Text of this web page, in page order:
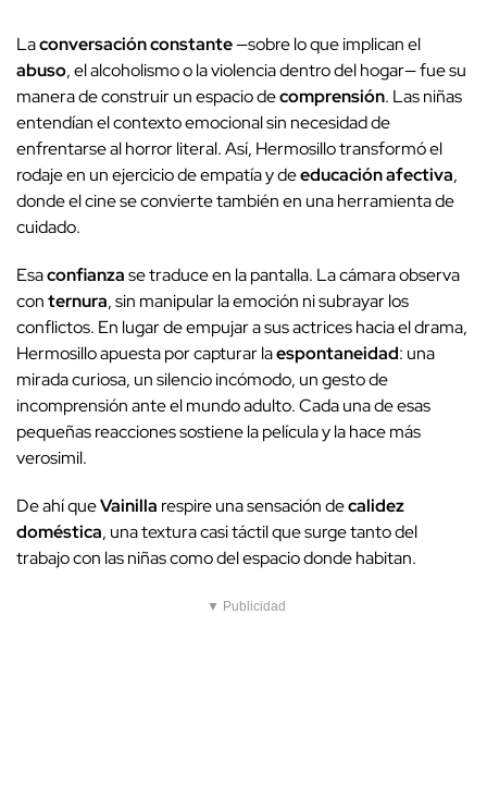
Laconversación constante—sobre lo que implican el
abuso, el alcoholismo o la violencia dentro del hogar— fue su
manera de construir un espacio decomprensión. Las niñas
entendían el contexto emocional sin necesidad de
enfrentarse al horror literal. Así, Hermosillo transformó el
rodaje en un ejercicio de empatía y deeducación afectiva,
donde el cine se convierte también en una herramienta de
cuidado.
Esaconfianzase traduce en la pantalla. La cámara observa
conternura, sin manipular la emoción ni subrayar los
conflictos. En lugar de empujar a sus actrices hacia el drama,
Hermosillo apuesta por capturar laespontaneidad: una
mirada curiosa, un silencio incómodo, un gesto de
incomprensión ante el mundo adulto. Cada una de esas
pequeñas reacciones sostiene la película y la hace más
verosimil.
De ahí queVainilla respire una sensación decalidez
doméstica, una textura casi táctil que surge tanto del
trabajo con las niñas como del espacio donde habitan.
▼ Publicidad